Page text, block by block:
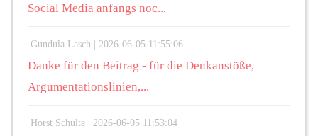
Social Media anfangs noc...
Gundula Lasch | 2026-06-05 11:55:06
Danke für den Beitrag - für die Denkanstöße,
Argumentationslinien,...
Horst Schulte | 2026-06-05 11:53:04